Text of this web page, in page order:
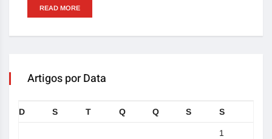
READ MORE
Artigos por Data
D S T Q Q S S
1